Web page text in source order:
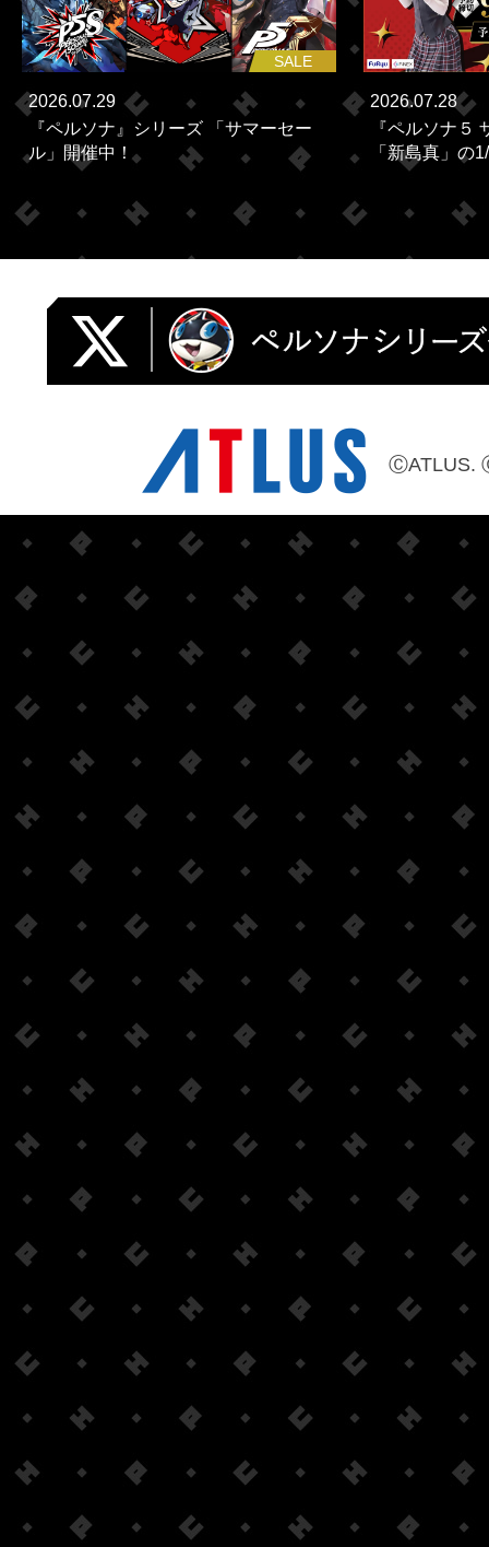
SALE
2026.07.29
『ペルソナ』シリーズ 「サマーセー
ル」開催中！
2026.07.28
『ペルソナ５
「新島真」の
ⒸATLUS.